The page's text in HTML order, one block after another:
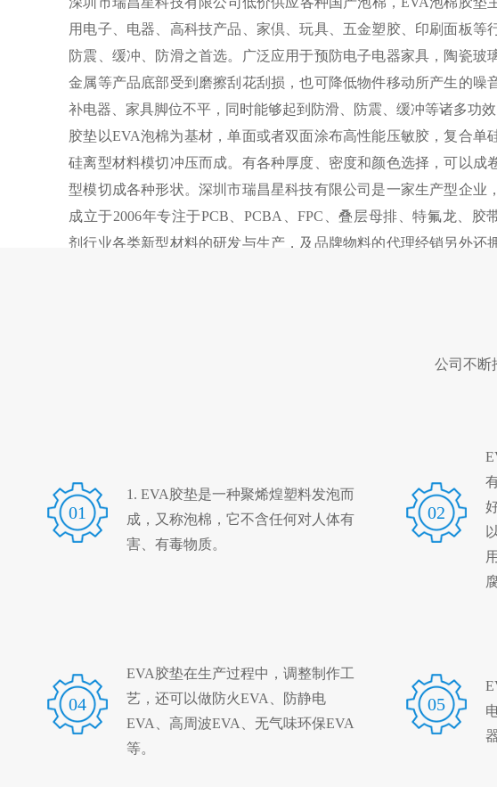
用电子、电器、高科技产品、家倶、玩具、五金塑胶、印刷面板等
防震、缓冲、防滑之首选。广泛应用于预防电子电器家具，陶瓷玻
金属等产品底部受到磨擦刮花刮损，也可降低物件移动所产生的噪
补电器、家具脚位不平，同时能够起到防滑、防震、缓冲等诸多功效
胶垫以EVA泡棉为基材，单面或者双面涂布高性能压敏胶，复合单
硅离型材料模切冲压而成。有各种厚度、密度和颜色选择，可以成
型模切成各种形状。深圳市瑞昌星科技有限公司是一家生产型企业
成立于2006年专注于PCB、PCBA、FPC、叠层母排、特氟龙、胶
剂行业各类新型材料的研发与生产，及品牌物料的代理经销另外还
公司不断
01
1. EVA胶垫是一种聚烯煌塑料发泡而
成，又称泡棉，它不含任何对人体有
害、有毒物质。
02
04
EVA胶垫在生产过程中，调整制作工
艺，还可以做防火EVA、防静电
EVA、高周波EVA、无气味环保EVA
等。
05